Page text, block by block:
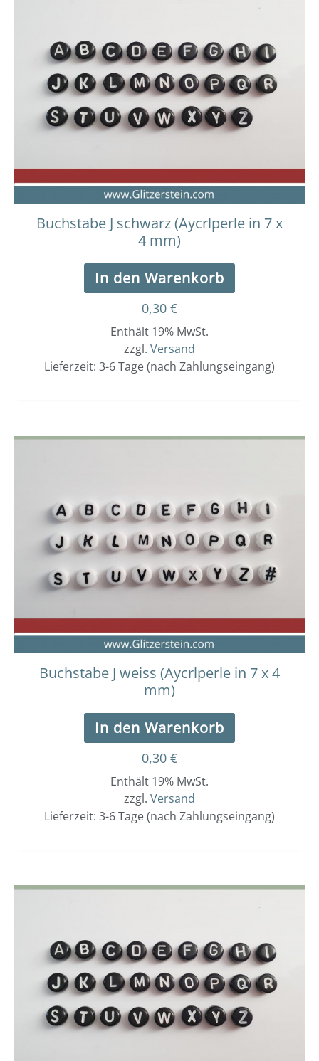
Buchstabe J schwarz (Aycrlperle in 7 x
4 mm)
In den Warenkorb
0,30 €
Enthält 19% MwSt.
zzgl. Versand
Lieferzeit: 3-6 Tage (nach Zahlungseingang)
Buchstabe J weiss (Aycrlperle in 7 x 4
mm)
In den Warenkorb
0,30 €
Enthält 19% MwSt.
zzgl. Versand
Lieferzeit: 3-6 Tage (nach Zahlungseingang)